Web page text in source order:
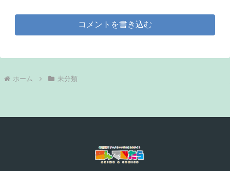
コメントを書き込む
ホーム 未分類